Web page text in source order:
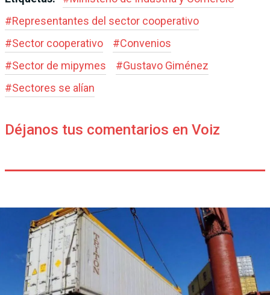
#Representantes del sector cooperativo
#Sector cooperativo #Convenios
#Sector de mipymes #Gustavo Giménez
#Sectores se alían
Déjanos tus comentarios en Voiz